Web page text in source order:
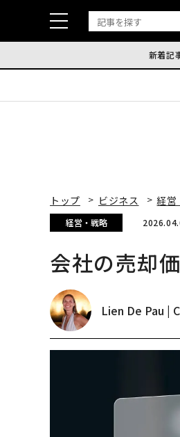
新着記
トップ ビジネス 経営
経営・戦略
会社の売却
Lien De Pau |